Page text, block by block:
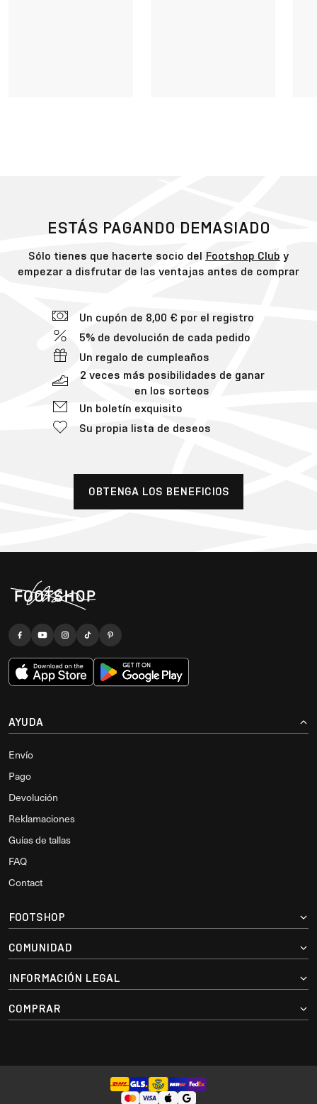
ESTÁS PAGANDO DEMASIADO
Sólo tienes que hacerte socio del Footshop Club y
empezar a disfrutar de las ventajas antes de comprar
Un cupón de 8,00 € por el registro
5% de devolución de cada pedido
Un regalo de cumpleaños
2 veces más posibilidades de ganar
en los sorteos
Un boletín exquisito
Su propia lista de deseos
OBTENGA LOS BENEFICIOS
AYUDA
Envío
Pago
Devolución
Reklamaciones
Guías de tallas
FAQ
Contact
FOOTSHOP
COMUNIDAD
INFORMACIÓN LEGAL
COMPRAR